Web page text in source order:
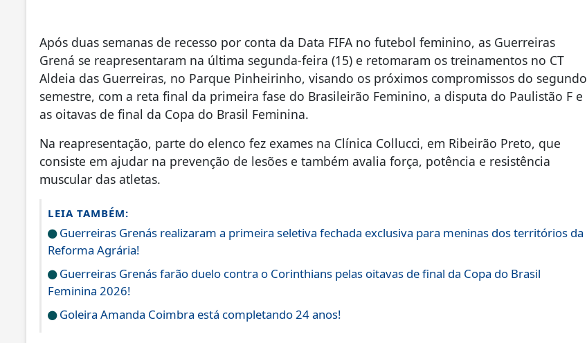
Após duas semanas de recesso por conta da Data FIFA no futebol feminino, as Guerreiras
Grená se reapresentaram na última segunda-feira (15) e retomaram os treinamentos no CT
Aldeia das Guerreiras, no Parque Pinheirinho, visando os próximos compromissos do segundo
semestre, com a reta final da primeira fase do Brasileirão Feminino, a disputa do Paulistão F e
as oitavas de final da Copa do Brasil Feminina.
Na reapresentação, parte do elenco fez exames na Clínica Collucci, em Ribeirão Preto, que
consiste em ajudar na prevenção de lesões e também avalia força, potência e resistência
muscular das atletas.
LEIA TAMBÉM:
Guerreiras Grenás realizaram a primeira seletiva fechada exclusiva para meninas dos territórios da
Reforma Agrária!
Guerreiras Grenás farão duelo contra o Corinthians pelas oitavas de final da Copa do Brasil
Feminina 2026!
Goleira Amanda Coimbra está completando 24 anos!